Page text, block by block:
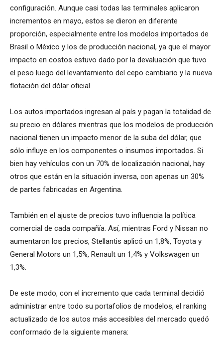
configuración. Aunque casi todas las terminales aplicaron
incrementos en mayo, estos se dieron en diferente
proporción, especialmente entre los modelos importados de
Brasil o México y los de producción nacional, ya que el mayor
impacto en costos estuvo dado por la devaluación que tuvo
el peso luego del levantamiento del cepo cambiario y la nueva
flotación del dólar oficial.
Los autos importados ingresan al país y pagan la totalidad de
su precio en dólares mientras que los modelos de producción
nacional tienen un impacto menor de la suba del dólar, que
sólo influye en los componentes o insumos importados. Si
bien hay vehículos con un 70% de localización nacional, hay
otros que están en la situación inversa, con apenas un 30%
de partes fabricadas en Argentina.
También en el ajuste de precios tuvo influencia la política
comercial de cada compañía. Así, mientras Ford y Nissan no
aumentaron los precios, Stellantis aplicó un 1,8%, Toyota y
General Motors un 1,5%, Renault un 1,4% y Volkswagen un
1,3%.
De este modo, con el incremento que cada terminal decidió
administrar entre todo su portafolios de modelos, el ranking
actualizado de los autos más accesibles del mercado quedó
conformado de la siguiente manera: